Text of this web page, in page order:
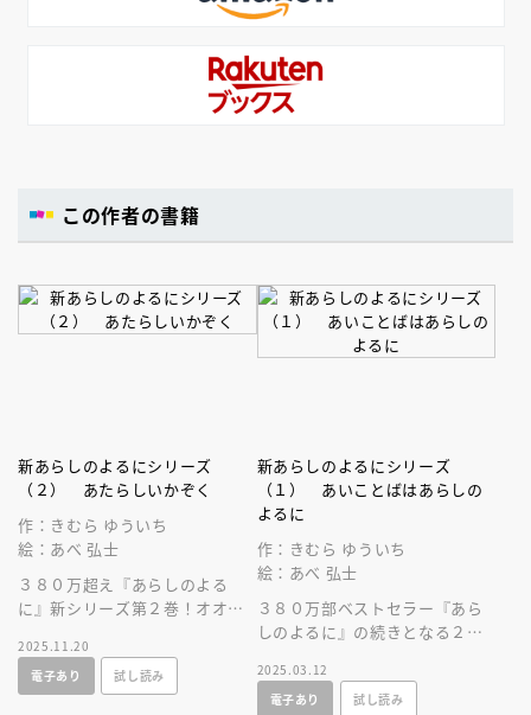
この作者の書籍
新あらしのよるにシリーズ
（２） あたらしいかぞく
作：きむら ゆういち
絵：あべ 弘士
３８０万超え『あらしのよる
に』新シリーズ第２巻！オオカ
しての「親心」が芽生えるシー
ンに涙します。
2025.11.20
電子あり
試し読み
新あらしのよるにシリーズ
（１） あいことばはあらしの
よるに
作：きむら ゆういち
絵：あべ 弘士
３８０万部ベストセラー『あら
しのよるに』の続きとなる２０
切な人を信じる素晴らしさを感
じる絵本！
2025.03.12
電子あり
試し読み